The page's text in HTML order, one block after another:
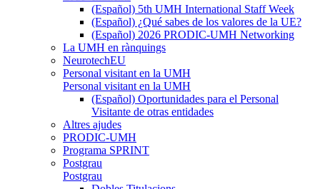
(Español) 5th UMH International Staff Week
(Español) ¿Qué sabes de los valores de la UE?
(Español) 2026 PRODIC-UMH Networking
La UMH en rànquings
NeurotechEU
Personal visitant en la UMH
Personal visitant en la UMH
(Español) Oportunidades para el Personal
Visitante de otras entidades
Altres ajudes
PRODIC-UMH
Programa SPRINT
Postgrau
Postgrau